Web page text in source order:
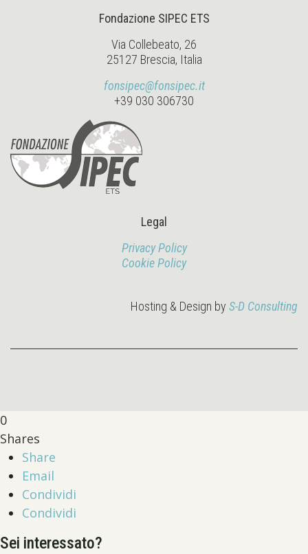
Fondazione SIPEC ETS
Via Collebeato, 26
25127 Brescia, Italia
fonsipec@fonsipec.it
+39 030 306730
Legal
Privacy Policy
Cookie Policy
Hosting & Design by S-D Consulting
0
Shares
Share
Email
Condividi
Condividi
Sei interessato?